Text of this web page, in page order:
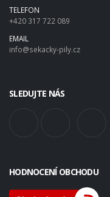
TELEFON
+420 317 722 089
EMAIL
info@sekacky-pily.cz
SLEDUJTE NÁS
HODNOCENÍ OBCHODU